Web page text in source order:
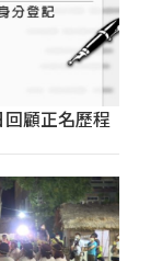
顧正名歷程